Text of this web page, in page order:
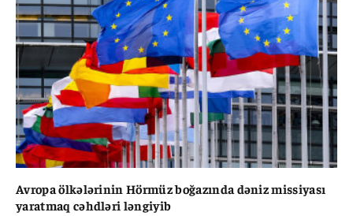
Avropa ölkələrinin Hörmüz boğazında dəniz missiyası
yaratmaq cəhdləri ləngiyib